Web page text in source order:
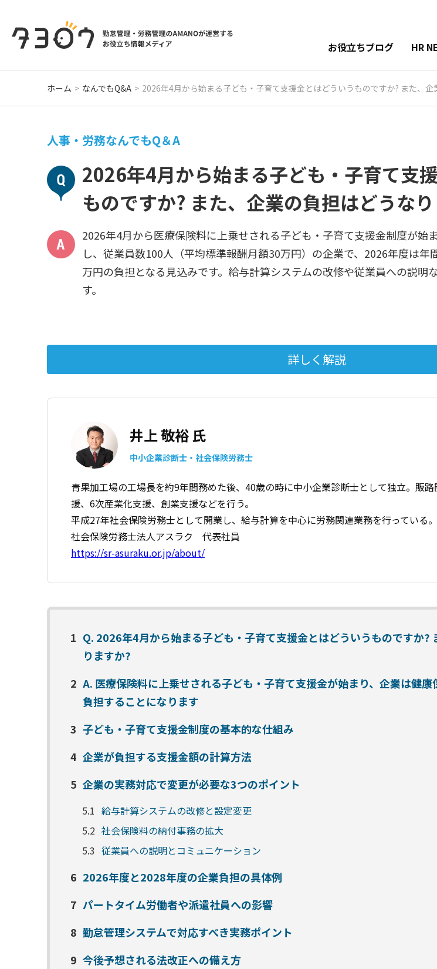
お役立ちブログ HR
ホーム なんでもQ&A 2026年4月から始まる子ども・子育て支援金とはどういうものですか? また、企
人事・労務なんでもQ＆A
2026年4月から始まる子ども・子育て支
ものですか? また、企業の負担はどうな
2026年4月から医療保険料に上乗せされる子ども・子育て支援金制度が始
し、従業員数100人（平均標準報酬月額30万円）の企業で、2026年度は年
万円の負担となる見込みです。給与計算システムの改修や従業員への説明
す。
詳しく解説
井上 敬裕 氏
中小企業診断士・社会保険労務士
青果加工場の工場長を約9年間務めた後、40歳の時に中小企業診断士として独立。販
援、6次産業化支援、 創業支援などを行う。
平成27年社会保険労務士として開業し、給与計算を中心に労務関連業務を行っている。
社会保険労務士法人アスラク 代表社員
https://sr-asuraku.or.jp/about/
1 Q. 2026年4月から始まる子ども・子育て支援金とはどういうものですか?
りますか?
2 A. 医療保険料に上乗せされる子ども・子育て支援金が始まり、企業は健
負担することになります
3 子ども・子育て支援金制度の基本的な仕組み
4 企業が負担する支援金額の計算方法
5 企業の実務対応で変更が必要な3つのポイント
5.1 給与計算システムの改修と設定変更
5.2 社会保険料の納付事務の拡大
5.3 従業員への説明とコミュニケーション
6 2026年度と2028年度の企業負担の具体例
7 パートタイム労働者や派遣社員への影響
8 勤怠管理システムで対応すべき実務ポイント
9 今後予想される法改正への備え方